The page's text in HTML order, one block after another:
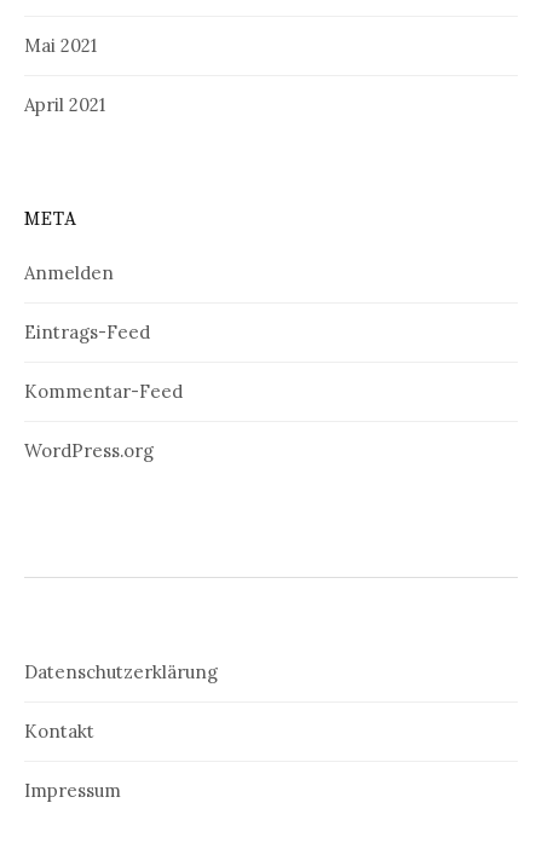
Mai 2021
April 2021
META
Anmelden
Eintrags-Feed
Kommentar-Feed
WordPress.org
Datenschutzerklärung
Kontakt
Impressum